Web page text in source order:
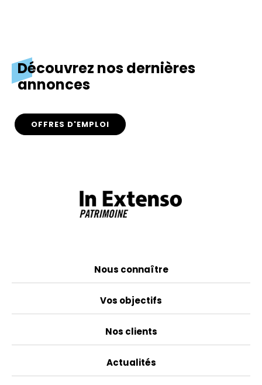
Découvrez nos dernières
annonces
OFFRES D'EMPLOI
Nous connaître
Vos objectifs
Nos clients
Actualités